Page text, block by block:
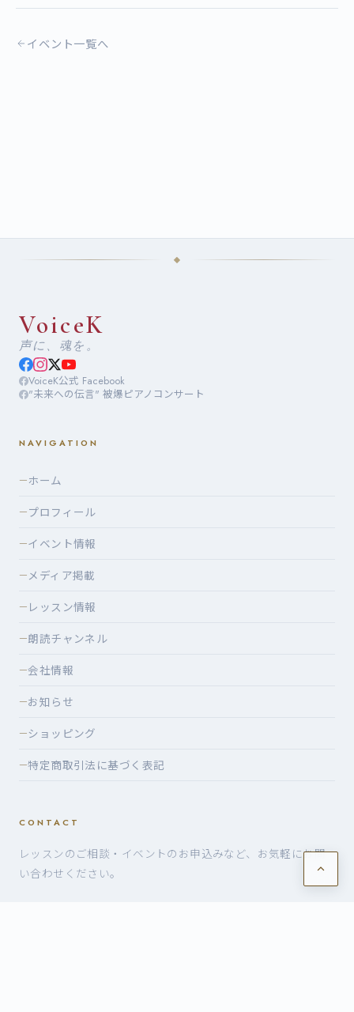
イベント一覧へ
VoiceK
声に、魂を。
VoiceK公式 Facebook
"未来への伝言" 被爆ピアノコンサート
NAVIGATION
—ホーム
—プロフィール
—イベント情報
—メディア掲載
— レッスン情報
—朗読チャンネル
—会社情報
—お知らせ
—ショッピング
—特定商取引法に基づく表記
CONTACT
レッスンのご相談・イベントのお申込みなど、お気軽にお問
い合わせください。